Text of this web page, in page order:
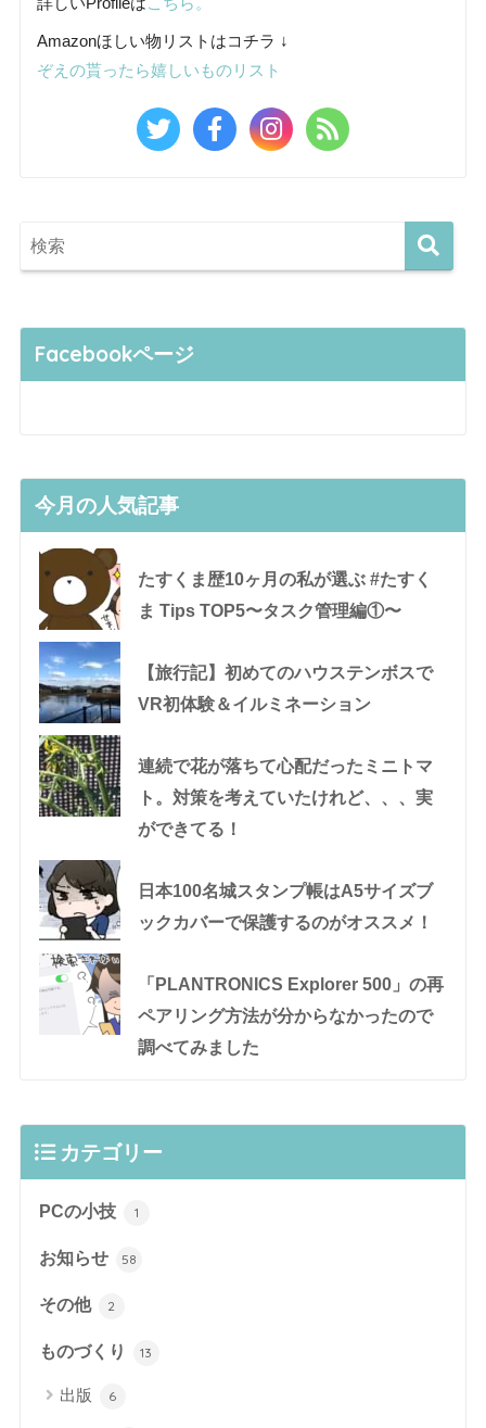
Amazonほしい物リストはコチラ ↓
ぞえの貰ったら嬉しいものリスト
Facebookページ
今月の人気記事
たすくま歴10ヶ月の私が選ぶ #たすく
ま Tips TOP5〜タスク管理編①〜
【旅行記】初めてのハウステンボスで
VR初体験＆イルミネーション
連続で花が落ちて心配だったミニトマ
ト。対策を考えていたけれど、、、実
ができてる！
日本100名城スタンプ帳はA5サイズブ
ックカバーで保護するのがオススメ！
「PLANTRONICS Explorer 500」の再
ペアリング方法が分からなかったので
調べてみました
カテゴリー
PCの小技 1
お知らせ 58
その他 2
ものづくり 13
出版 6